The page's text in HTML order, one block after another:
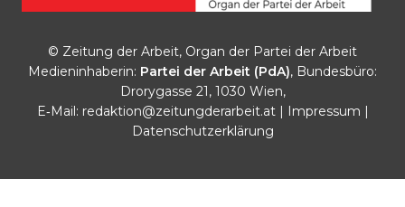
© Zeitung der Arbeit, Organ der Partei der Arbeit
Medieninhaberin: Partei der Arbeit (PdA), Bundesbüro:
Drorygasse 21, 1030 Wien,
E‑Mail: redaktion@zeitungderarbeit.at| Impressum |
Datenschutzerklärung